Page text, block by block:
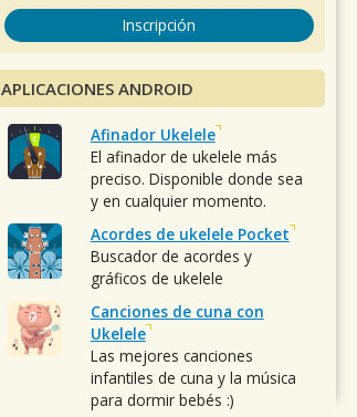
Inscripción
APLICACIONES ANDROID
Afinador Ukelele
El afinador de ukelele más
preciso. Disponible donde sea
y en cualquier momento.
Acordes de ukelele Pocket
Buscador de acordes y
gráficos de ukelele
Canciones de cuna con
Ukelele
Las mejores canciones
infantiles de cuna y la música
para dormir bebés :)